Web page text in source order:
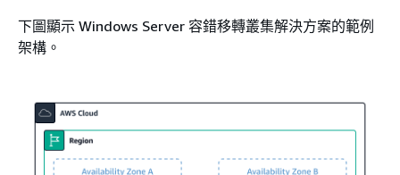
下圖顯示 Windows Server 容錯移轉叢集解決方案的範例
架構。